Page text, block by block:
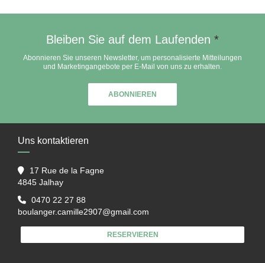
Bleiben Sie auf dem Laufenden *
Abonnieren Sie unseren Newsletter, um personalisierte Mitteilungen
und Marketingangebote per E-Mail von uns zu erhalten.
ABONNIEREN
Uns kontaktieren
17 Rue de la Fagne
4845 Jalhay((öffnet ein neues Fenster))
0470 22 27 88
boulanger.camille2907@gmail.com
RESERVIEREN